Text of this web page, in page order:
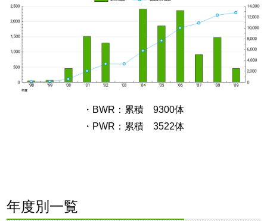
・BWR：累積 9300体
・PWR：累積 3522体
年度別一覧